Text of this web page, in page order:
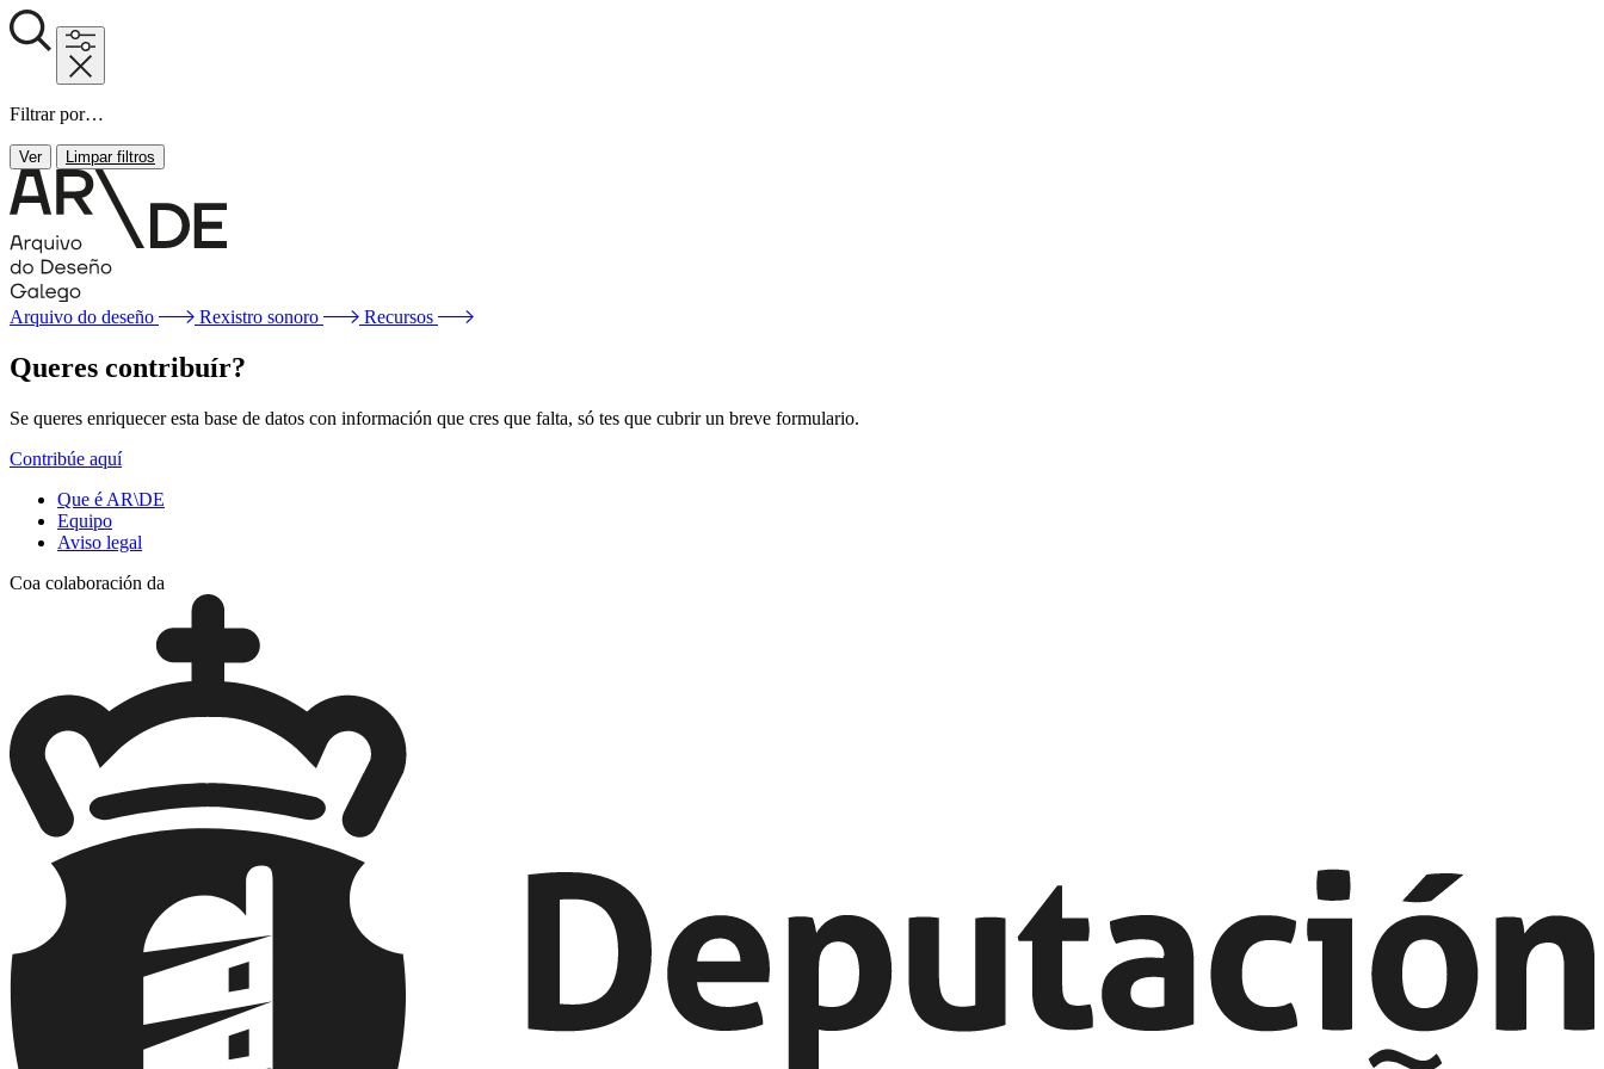
Filtrar por…
Ver Limpar filtros
Arquivo do deseño Rexistro sonoro Recursos
Queres contribuír?
Se queres enriquecer esta base de datos con información que cres que falta, só tes que cubrir un breve formulario.
Contribúe aquí
Que é AR\DE
Equipo
Aviso legal
Coa colaboración da